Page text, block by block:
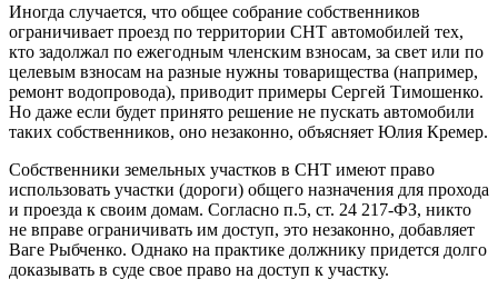
Иногда случается, что общее собрание собственников
ограничивает проезд по территории СНТ автомобилей тех,
кто задолжал по ежегодным членским взносам, за свет или по
целевым взносам на разные нужны товарищества (например,
ремонт водопровода), приводит примеры Сергей Тимошенко.
Но даже если будет принято решение не пускать автомобили
таких собственников, оно незаконно, объясняет Юлия Кремер.
Собственники земельных участков в СНТ имеют право
использовать участки (дороги) общего назначения для прохода
и проезда к своим домам. Согласно п.5, ст. 24 217-ФЗ, никто
не вправе ограничивать им доступ, это незаконно, добавляет
Ваге Рыбченко. Однако на практике должнику придется долго
доказывать в суде свое право на доступ к участку.